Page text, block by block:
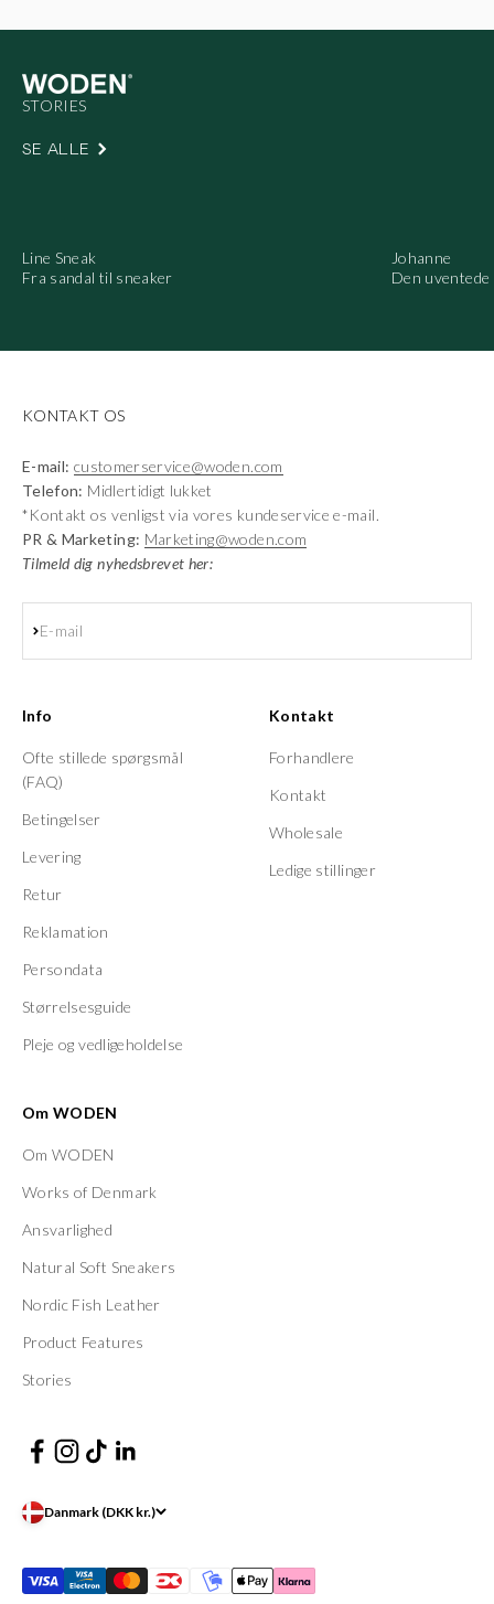
SE ALLE
Line Sneak
Fra sandal til sneaker
Johanne
Den
KONTAKT OS
E-mail: customerservice@woden.com
Telefon: Midlertidigt lukket
*Kontakt os venligst via vores kundeservice e-mail.
PR & Marketing: Marketing@woden.com
Tilmeld dig nyhedsbrevet her:
E-mail
Abonnér
Info
Ofte stillede spørgsmål
(FAQ)
Betingelser
Levering
Retur
Reklamation
Persondata
Størrelsesguide
Pleje og vedligeholdelse
Kontakt
Forhandlere
Kontakt
Wholesale
Ledige stillinger
Om WODEN
Om WODEN
Works of Denmark
Ansvarlighed
Natural Soft Sneakers
Nordic Fish Leather
Product Features
Stories
Danmark (DKK kr.)